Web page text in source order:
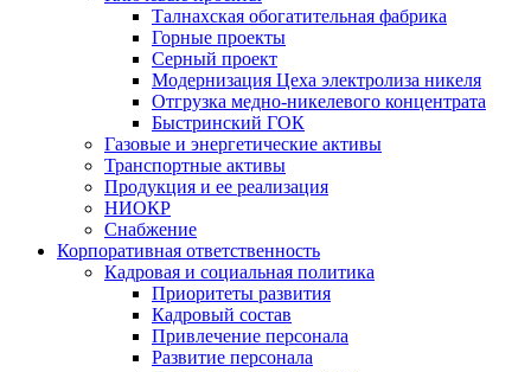
Талнахская обогатительная фабрика
Горные проекты
Серный проект
Модернизация Цеха электролиза никеля
Отгрузка медно-никелевого концентрата
Быстринский ГОК
Газовые и энергетические активы
Транспортные активы
Продукция и ее реализация
НИОКР
Снабжение
Корпоративная ответственность
Кадровая и социальная политика
Приоритеты развития
Кадровый состав
Привлечение персонала
Развитие персонала